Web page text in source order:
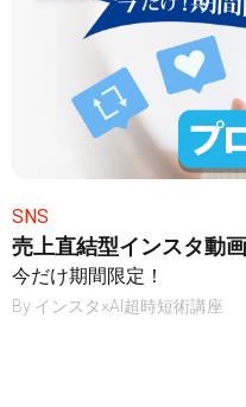
SNS
売上直結型インスタ動
今だけ期間限定！
By インスタ×AI超時短術講座